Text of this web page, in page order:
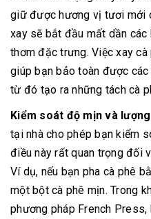
giữ được hương vị tươi mới
xay sẽ bắt đầu mất dần
thơm đặc trưng. Việc xay
giúp bạn bảo toàn được
từ đó tạo ra những tách cà
Kiểm soát độ mịn và
tại nhà cho phép bạn kiểm
điều này rất quan trọng đối
Ví dụ, nếu bạn pha cà phê
một bột cà phê mịn. Trong
phương pháp French